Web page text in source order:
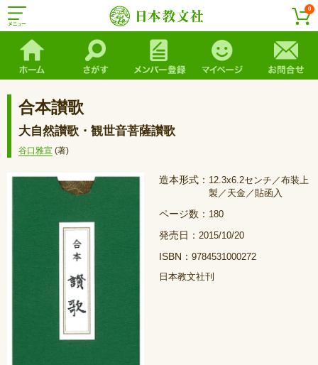
0
合本讃歌
大自然讃歌・観世音菩薩讃歌
谷口雅宣 (著)
造本形式： 12.3x6.2センチ／布装上
製／天金／貼函入
ページ数： 180
発売日： 2015/10/20
ISBN： 9784531000272
日本教文社刊